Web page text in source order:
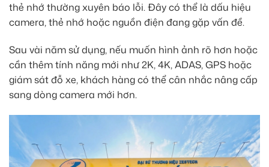
thẻ nhớ thường xuyên báo lỗi. Đây có thể là dấu hiệu
camera, thẻ nhớ hoặc nguồn điện đang gặp vấn đề.
Sau vài năm sử dụng, nếu muốn hình ảnh rõ hơn hoặc
cần thêm tính năng mới như 2K, 4K, ADAS, GPS hoặc
giám sát đỗ xe, khách hàng có thể cân nhắc nâng cấp
sang dòng camera mới hơn.